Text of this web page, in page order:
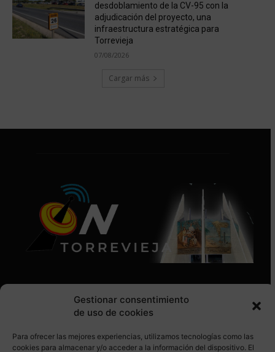
Gestionar consentimiento
de uso de cookies
Para ofrecer las mejores experiencias, utilizamos tecnologías como las
cookies para almacenar y/o acceder a la información del dispositivo. El
desdoblamiento de la CV-95 con la
adjudicación del proyecto, una
infraestructura estratégica para
Torrevieja
07/08/2026
Cargar más
SÍGUENOS EN REDES SOCIALES